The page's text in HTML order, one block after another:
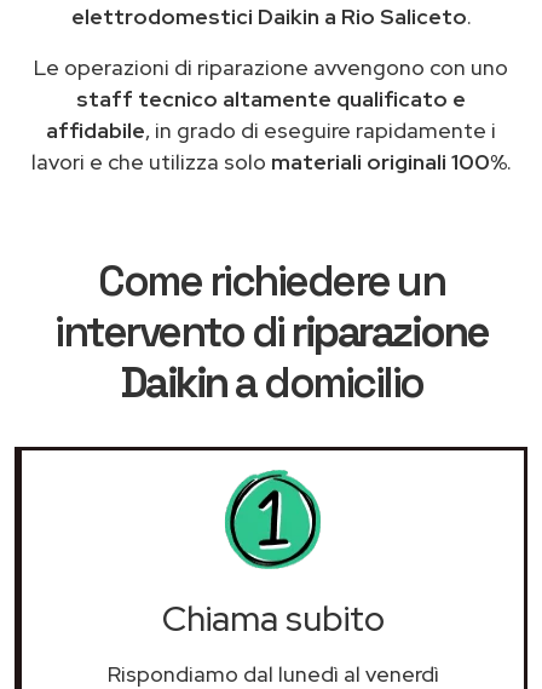
elettrodomestici Daikin a Rio Saliceto.
Le operazioni di riparazione avvengono con uno
staff tecnico altamente qualificato e
affidabile, in grado di eseguire rapidamente i
lavori e che utilizza solo materiali originali 100%.
Come richiedere un
intervento diriparazione
Daikina domicilio
Chiama subito
Rispondiamo dal lunedì al venerdì